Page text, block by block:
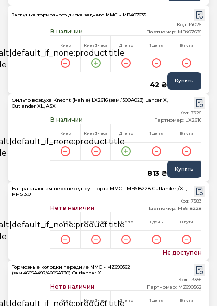
Заглушка тормозного диска заднего MMC - MB407635
В наличии
Код: 14025
Партномер: MB407635
Киев Киев 3 часа Днепр 1 день В пути
42 ₴ Купить
Фильтр воздуха Knecht (Mahle) LX2616 (зам.1500A023) Lancer X,
Outlander XL, ASX
В наличии
Код: 7925
Партномер: LX2616
Киев Киев 3 часа Днепр 1 день В пути
813 ₴ Купить
Направляющая верх.перед. суппорта MMC - MB618228 Outlander /XL,
MPS 3.0
Нет в наличии
Код: 7583
Партномер: MB618228
Киев Киев 3 часа Днепр 1 день В пути
Не доступен
Тормозные колодки передние MMC - MZ690562
(зам.4605A492/4605A730) Outlander XL
Нет в наличии
Код: 13356
Партномер: MZ690562
Киев Киев 3 часа Днепр 1 день В пути